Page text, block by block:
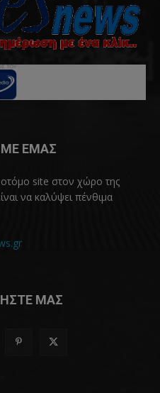
ΜΕ ΕΜΑΣ
site στον χώρο της
να καλύψει πένθιμα
ΜΑΣ